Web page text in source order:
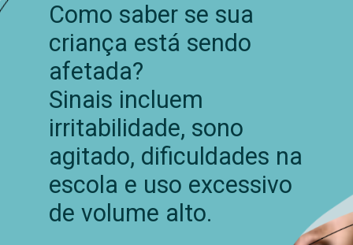
Como saber se sua
criança está sendo
afetada?
Sinais incluem
irritabilidade, sono
agitado, dificuldades na
escola e uso excessivo
de volume alto.